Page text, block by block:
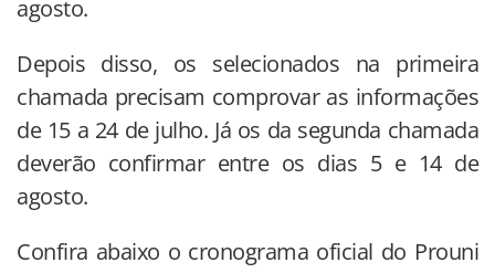
agosto.
Depois disso, os selecionados na primeira
chamada precisam comprovar as informações
de 15 a 24 de julho. Já os da segunda chamada
deverão confirmar entre os dias 5 e 14 de
agosto.
Confira abaixo o cronograma oficial do Prouni